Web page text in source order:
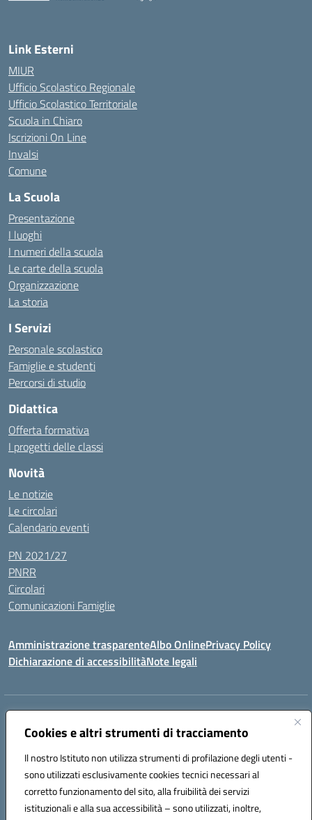
Cookies e altri strumenti di tracciamento
Il nostro Istituto non utilizza strumenti di profilazione degli utenti -
sono utilizzati esclusivamente cookies tecnici necessari al
corretto funzionamento del sito, alla fruibilità dei servizi
istituzionali e alla sua accessibilità – sono utilizzati, inoltre,
Link Esterni
MIUR
Ufficio Scolastico Regionale
Ufficio Scolastico Territoriale
Scuola in Chiaro
Iscrizioni On Line
Invalsi
Comune
La Scuola
Presentazione
I luoghi
I numeri della scuola
Le carte della scuola
Organizzazione
La storia
I Servizi
Personale scolastico
Famiglie e studenti
Percorsi di studio
Didattica
Offerta formativa
I progetti delle classi
Novità
Le notizie
Le circolari
Calendario eventi
PN 2021/27
PNRR
Circolari
Comunicazioni Famiglie
Amministrazione trasparenteAlbo OnlinePrivacy Policy
Dichiarazione di accessibilitàNote legali
Indirizzo:
Centralino:(+39) 0737787634 Email:mcic80700n@istruzione.it
Codice fiscale: 92010940432
Codice meccanografico:
MCIC80700N
Codice unico di fatturazione (CUF): UF5MY2